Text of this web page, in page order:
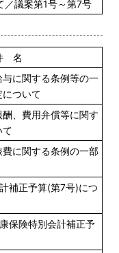
／議案第1号～第7号
名
に関する条例等の一
ついて
、費用弁償等に関す
て
に関する条例の一部
補正予算(第7号)につ
保険特別会計補正予